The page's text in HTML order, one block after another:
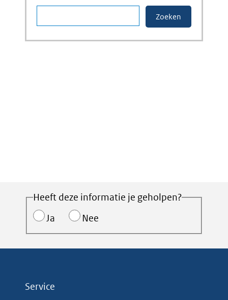
Heeft deze informatie je geholpen?
Ja
Nee
Service